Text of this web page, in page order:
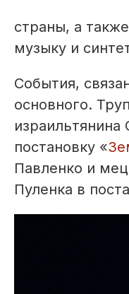
страны, а
музыку и
События,
основного.
израильтянина
постановку «
Павленко и
Пуленка в